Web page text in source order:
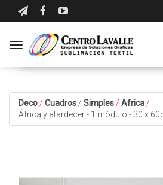
Toggle navigation
Deco / Cuadros / Simples / Africa /
África y atardecer - 1 módulo - 30 x